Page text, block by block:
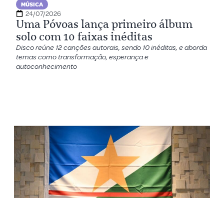
MÚSICA
24/07/2026
Uma Póvoas lança primeiro álbum
solo com 10 faixas inéditas
Disco reúne 12 canções autorais, sendo 10 inéditas, e aborda
temas como transformação, esperança e
autoconhecimento